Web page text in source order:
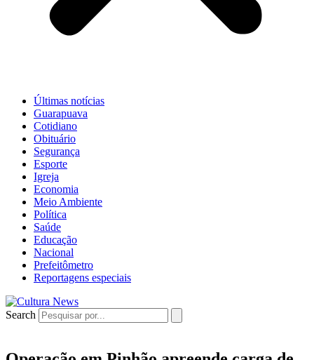
Últimas notícias
Guarapuava
Cotidiano
Obituário
Segurança
Esporte
Igreja
Economia
Meio Ambiente
Política
Saúde
Educação
Nacional
Prefeitômetro
Reportagens especiais
Search